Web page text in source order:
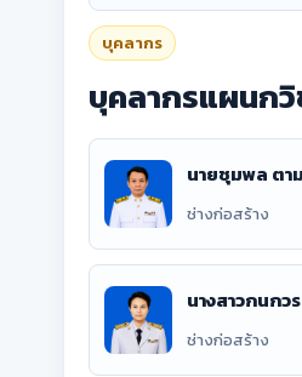
บุคลากร
บุคลากรแผนก
นายชุมพล ต
ช่างก่อสร้าง
นางสาวกนก
ช่างก่อสร้าง